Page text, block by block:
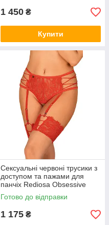
1 450 ₴
Купити
Сексуальні червоні трусики з
доступом та пажами для
панчіх Rediosa Obsessive
L/XL
Готово до відправки
1 175 ₴